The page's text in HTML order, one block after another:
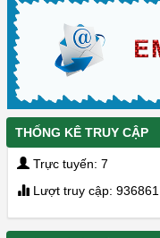
THỐNG KÊ TRUY CẬP
Trực tuyến: 7
Lượt truy cập: 936861